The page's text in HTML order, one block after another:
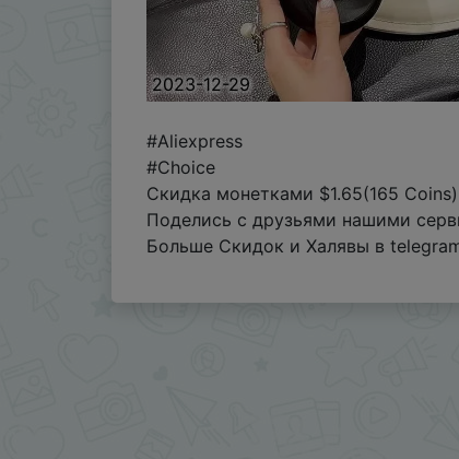
2023-12-29
#Aliexpress
#Choice
Скидка монетками $1.65(165 Coins)
Поделись с друзьями нашими
Больше Скидок и Халявы в